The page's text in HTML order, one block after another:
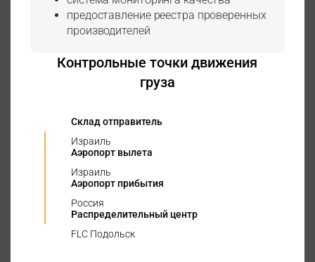
предоставление реестра проверенных
производителей
Контрольные точки движения
груза
Склад отправитель
Израиль
Аэропорт вылета
Израиль
Аэропорт прибытия
Россия
Распределительный центр
FLC Подольск